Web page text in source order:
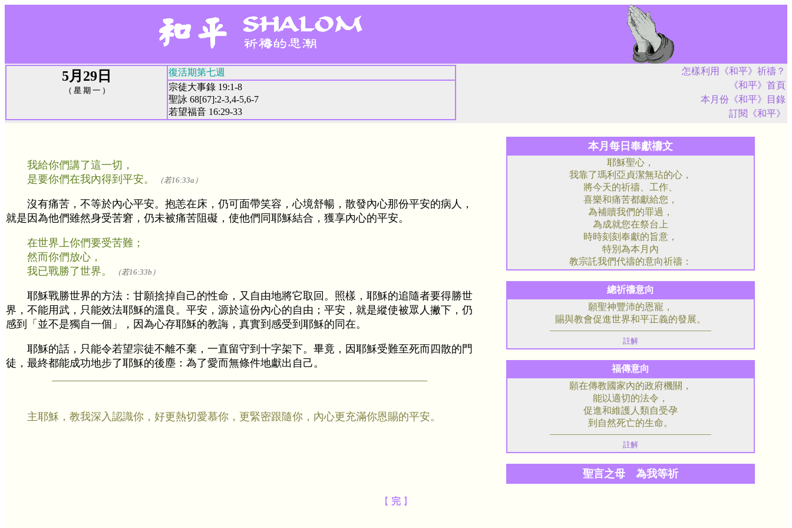
5月29日
（ 星 期 一 ）
復活期第七週
宗徒大事錄 19:1-8
聖詠 68[67]:2-3,4-5,6-7
若望福音 16:29-33
怎樣利用《和平》祈禱？
《和平》首頁
本月份《和平》目錄
訂閱《和平》
我給你們講了這一切，
是要你們在我內得到平安。
（若16:33a）
沒有痛苦，不等於內心平安。抱恙在床，仍可面帶笑容，心境舒暢，散發內心那份平安的病人，
就是因為他們雖然身受苦窘，仍未被痛苦阻礙，使他們同耶穌結合，獲享內心的平安。
在世界上你們要受苦難；
然而你們放心，
我已戰勝了世界。
（若16:33b）
耶穌戰勝世界的方法：甘願捨掉自己的性命，又自由地將它取回。照樣，耶穌的追隨者要得勝世
界，不能用武，只能效法耶穌的溫良。平安，源於這份內心的自由；平安，就是縱使被眾人撇下，仍
感到「並不是獨自一個」，因為心存耶穌的教誨，真實到感受到耶穌的同在。
耶穌的話，只能令若望宗徒不離不棄，一直留守到十字架下。畢竟，因耶穌受難至死而四散的門
徒，最終都能成功地步了耶穌的後塵：為了愛而無條件地獻出自己。
主耶穌，教我深入認識你，好更熱切愛慕你，更緊密跟隨你，內心更充滿你恩賜的平安。
本月每日奉獻禱文
耶穌聖心，
我靠了瑪利亞貞潔無玷的心，
將今天的祈禱、工作、
喜樂和痛苦都獻給您，
為補贖我們的罪過，
為成就您在祭台上
時時刻刻奉獻的旨意，
特別為本月內
教宗託我們代禱的意向祈禱：
總祈禱意向
願聖神豐沛的恩寵，
賜與教會促進世界和平正義的發展。
註解
福傳意向
願在傳教國家內的政府機關，
能以適切的法令，
促進和維護人類自受孕
到自然死亡的生命。
註解
聖言之母 為我等祈
【 完 】